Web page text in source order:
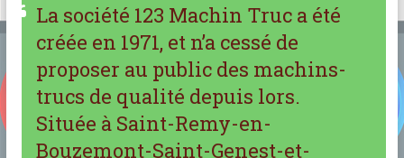
La société 123 Machin Truc a été
créée en 1971, et n’a cessé de
proposer au public des machins-
trucs de qualité depuis lors.
Située à Saint-Remy-en-
Bouzemont-Saint-Genest-et-